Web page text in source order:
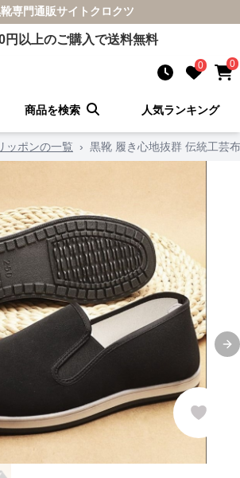
専門通販サイト クロクツ
円以上のご購入で送料無料
0 0
商品を検索 人気ランキング
ッポンの一覧 › 黒靴 履き心地抜群 伝統工芸